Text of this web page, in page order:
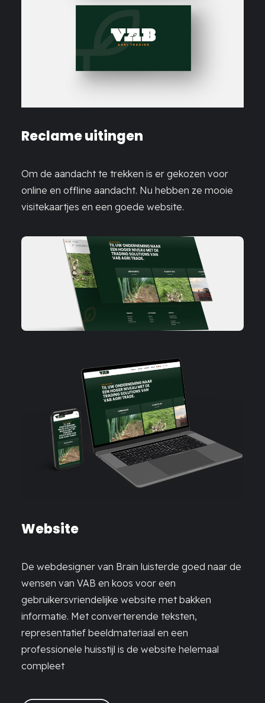
Reclame uitingen
Om de aandacht te trekken is er gekozen voor
online en offline aandacht. Nu hebben ze mooie
visitekaartjes en een goede website.
Website
De webdesigner van Brain luisterde goed naar de
wensen van VAB en koos voor een
gebruikersvriendelijke website met bakken
informatie. Met converterende teksten,
representatief beeldmateriaal en een
professionele huisstijl is de website helemaal
compleet